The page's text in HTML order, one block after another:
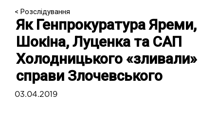
< Розслідування
Як Генпрокуратура Яреми,
Шокіна, Луценка та САП
Холодницького «зливали»
справи Злочевського
03.04.2019